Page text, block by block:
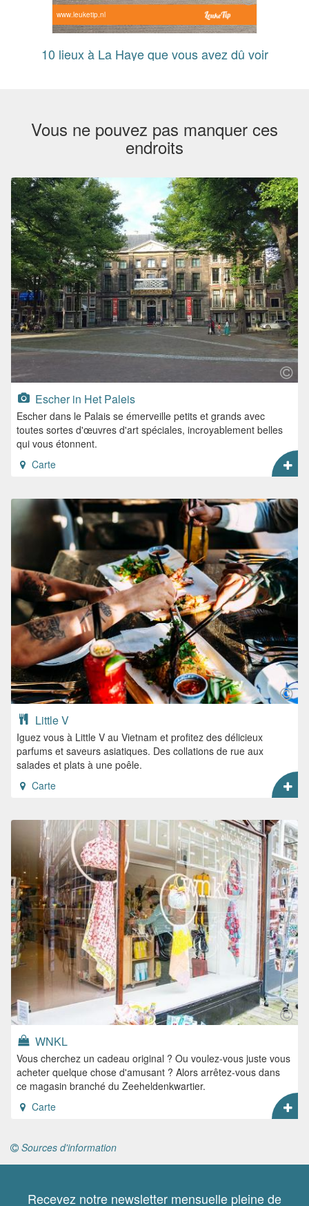
www.leuketip.nl
10 lieux à La Haye que vous avez dû voir
Vous ne pouvez pas manquer ces
endroits
Escher in Het Paleis
Escher dans le Palais se émerveille petits et grands avec
toutes sortes d'œuvres d'art spéciales, incroyablement belles
qui vous étonnent.
Carte
Little V
Iguez vous à Little V au Vietnam et profitez des délicieux
parfums et saveurs asiatiques. Des collations de rue aux
salades et plats à une poêle.
Carte
WNKL
Vous cherchez un cadeau original ? Ou voulez-vous juste vous
acheter quelque chose d'amusant ? Alors arrêtez-vous dans
ce magasin branché du Zeeheldenkwartier.
Carte
Sources d'information
Recevez notre newsletter mensuelle pleine de